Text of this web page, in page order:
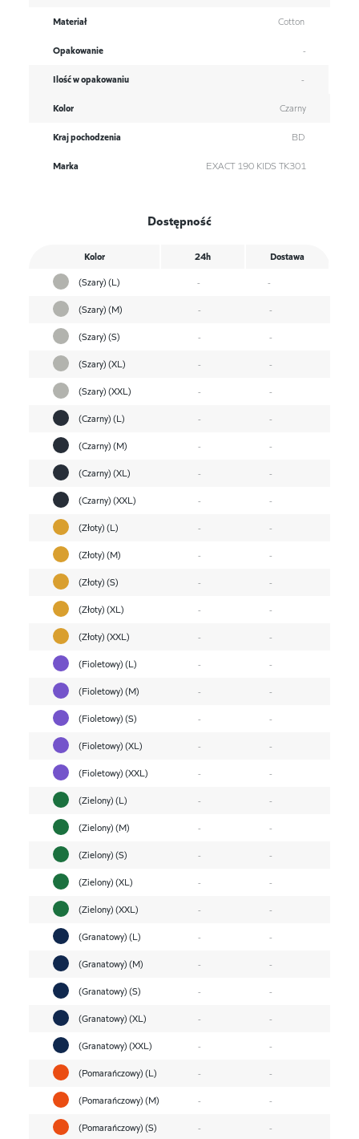
Materiał Cotton
Opakowanie -
Ilość w opakowaniu -
Kolor Czarny
Kraj pochodzenia BD
Marka EXACT 190 KIDS TK301
Dostępność
Kolor 24h
Dostawa
(Szary) (L)
-
-
(Szary) (M)
-
-
(Szary) (S)
-
-
(Szary) (XL)
-
-
(Szary) (XXL)
-
-
(Czarny) (L)
-
-
(Czarny) (M)
-
-
(Czarny) (XL)
-
-
(Czarny) (XXL)
-
-
(Złoty) (L)
-
-
(Złoty) (M)
-
-
(Złoty) (S)
-
-
(Złoty) (XL)
-
-
(Złoty) (XXL)
-
-
(Fioletowy) (L)
-
-
(Fioletowy) (M)
-
-
(Fioletowy) (S)
-
-
(Fioletowy) (XL)
-
-
(Fioletowy) (XXL)
-
-
(Zielony) (L)
-
-
(Zielony) (M)
-
-
(Zielony) (S)
-
-
(Zielony) (XL)
-
-
(Zielony) (XXL)
-
-
(Granatowy) (L)
-
-
(Granatowy) (M)
-
-
(Granatowy) (S)
-
-
(Granatowy) (XL)
-
-
(Granatowy) (XXL)
-
-
(Pomarańczowy) (L)
-
-
(Pomarańczowy) (M)
-
-
(Pomarańczowy) (S)
- -